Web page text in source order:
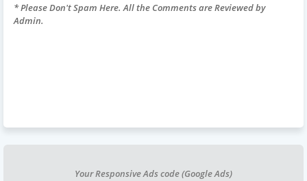
* Please Don't Spam Here. All the Comments are Reviewed by
Admin.
Your Responsive Ads code (Google Ads)